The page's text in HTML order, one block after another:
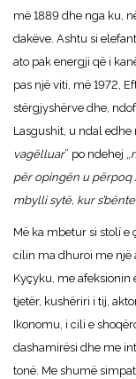
më 1889 dhe nga ku,
dakëve. Ashtu si
ato pak energji që i
pas një viti, më 1972,
stërgjyshërve dhe,
Lasgushit, u ndal edhe
vagëlluar” po ndehej „
për opingën u përpoq
mbylli sytë, kur
Më ka mbetur si stolí e
cilin ma dhuroi me një
Kyçyku, me afeksionin
tjetër, kushëriri i tij,
Ikonomu, i cili e
dashamirësi dhe me
tonë. Me shumë